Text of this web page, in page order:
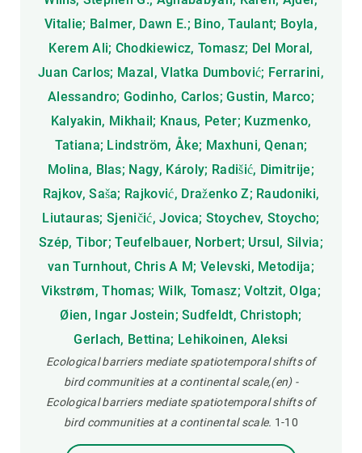
Vitalie; Balmer, Dawn E.; Bino, Taulant; Boyla,
Kerem Ali; Chodkiewicz, Tomasz; Del Moral,
Juan Carlos; Mazal, Vlatka Dumbović; Ferrarini,
Alessandro; Godinho, Carlos; Gustin, Marco;
Kalyakin, Mikhail; Knaus, Peter; Kuzmenko,
Tatiana; Lindström, Åke; Maxhuni, Qenan;
Molina, Blas; Nagy, Károly; Radišić, Dimitrije;
Rajkov, Saša; Rajković, Draženko Z; Raudoniki,
Liutauras; Sjeničić, Jovica; Stoychev, Stoycho;
Szép, Tibor; Teufelbauer, Norbert; Ursul, Silvia;
van Turnhout, Chris A M; Velevski, Metodija;
Vikstrøm, Thomas; Wilk, Tomasz; Voltzit, Olga;
Øien, Ingar Jostein; Sudfeldt, Christoph;
Gerlach, Bettina; Lehikoinen, Aleksi
Ecological barriers mediate spatiotemporal shifts of
bird communities at a continental scale,(en) -
Ecological barriers mediate spatiotemporal shifts of
bird communities at a continental scale. 1-10